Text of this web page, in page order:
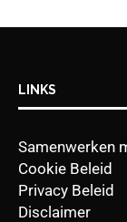
LINKS
Samenwerken
Cookie Beleid
Privacy Beleid
Disclaimer